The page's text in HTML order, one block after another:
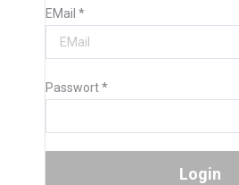
EMail *
Passwort*